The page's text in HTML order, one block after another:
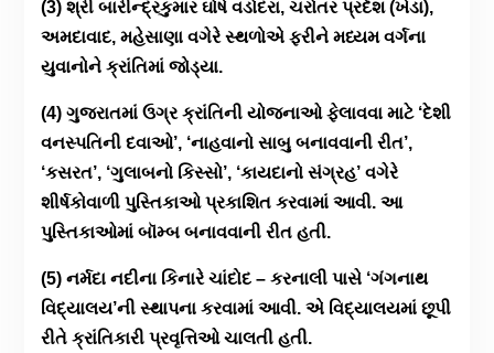
(3) શ્રી બારીન્દ્રકુમાર ઘોષે વડોદરા, ચરોતર પ્રદેશ (ખેડા),
અમદાવાદ, મહેસાણા વગેરે સ્થળોએ ફરીને મધ્યમ વર્ગના
યુવાનોને ક્રાંતિમાં જોડ્યા.
(4) ગુજરાતમાં ઉગ્ર ક્રાંતિની યોજનાઓ ફેલાવવા માટે ‘દેશી
વનસ્પતિની દવાઓ’, ‘નાહવાનો સાબુ બનાવવાની રીત’,
‘કસરત’, ‘ગુલાબનો કિસ્સો’, ‘કાયદાનો સંગ્રહ’ વગેરે
શીર્ષકોવાળી પુસ્તિકાઓ પ્રકાશિત કરવામાં આવી. આ
પુસ્તિકાઓમાં બૉમ્બ બનાવવાની રીત હતી.
(5) નર્મદા નદીના કિનારે ચાંદોદ – કરનાલી પાસે ‘ગંગનાથ
વિદ્યાલય’ની સ્થાપના કરવામાં આવી. એ વિદ્યાલયમાં છૂપી
રીતે ક્રાંતિકારી પ્રવૃત્તિઓ ચાલતી હતી.